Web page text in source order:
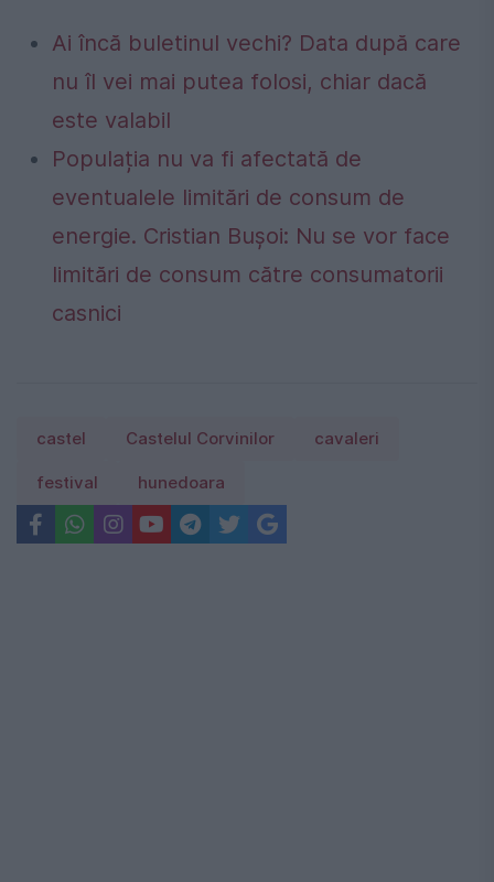
Ai încă buletinul vechi? Data după care
nu îl vei mai putea folosi, chiar dacă
este valabil
Populația nu va fi afectată de
eventualele limitări de consum de
energie. Cristian Bușoi: Nu se vor face
limitări de consum către consumatorii
casnici
castel Castelul Corvinilor cavaleri
festival hunedoara